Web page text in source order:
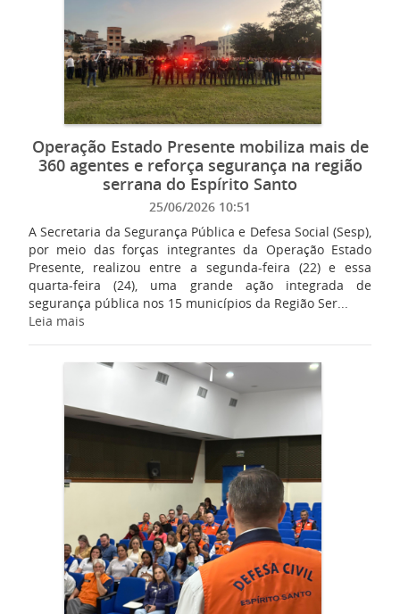
Operação Estado Presente mobiliza mais de
360 agentes e reforça segurança na região
serrana do Espírito Santo
25/06/2026 10:51
A Secretaria da Segurança Pública e Defesa Social (Sesp),
por meio das forças integrantes da Operação Estado
Presente, realizou entre a segunda-feira (22) e essa
quarta-feira (24), uma grande ação integrada de
segurança pública nos 15 municípios da Região Ser...
Leia mais